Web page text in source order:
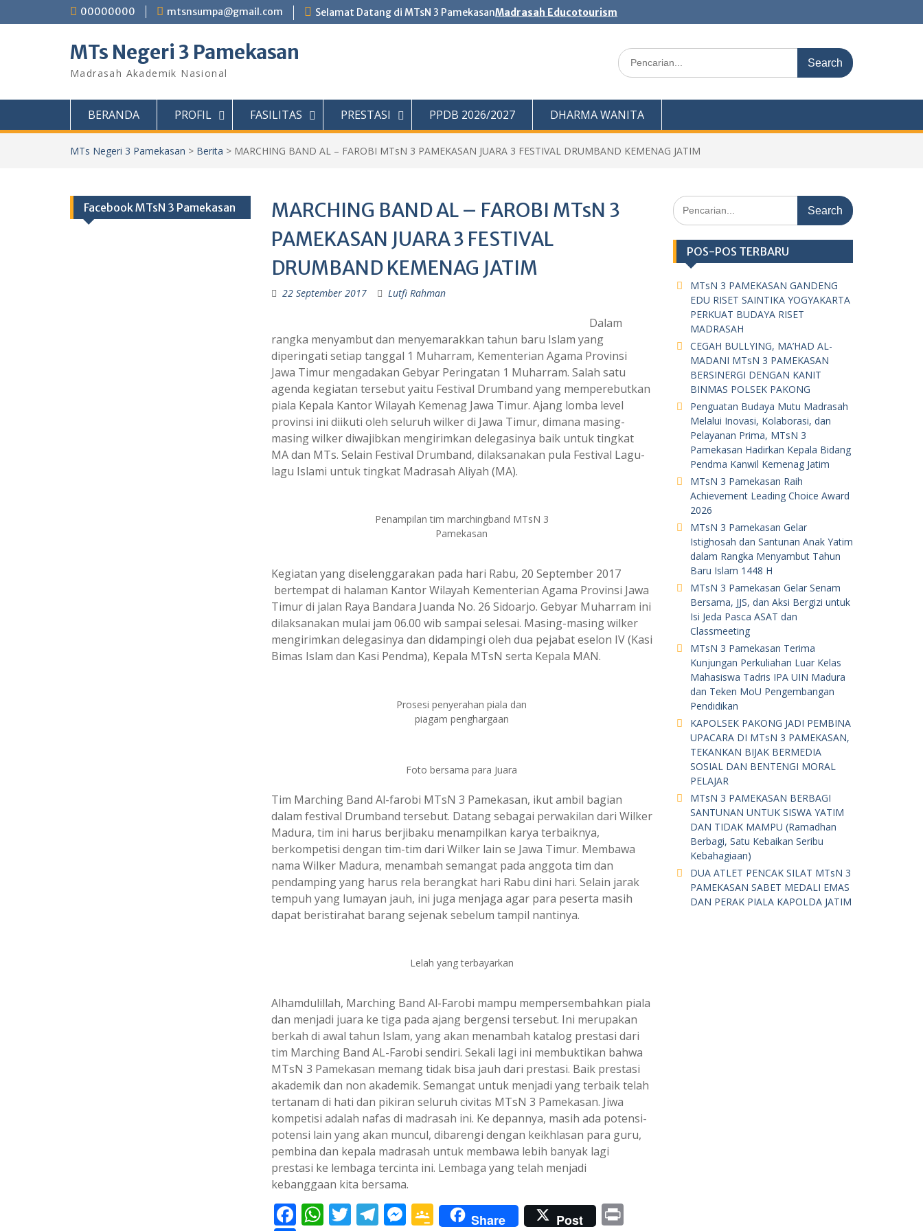
to
00000000 mtsnsumpa@gmail.com Selamat Datang di MTsN 3 PamekasanMadrasah Educotourism
MTs Negeri 3 Pamekasan
Madrasah Akademik Nasional
Search
for:
BERANDA PROFIL FASILITAS PRESTASI PPDB 2026/2027 DHARMA WANITA
MTs Negeri 3 Pamekasan > Berita > MARCHING BAND AL – FAROBI MTsN 3 PAMEKASAN JUARA 3 FESTIVAL DRUMBAND KEMENAG JATIM
MARCHING BAND AL – FAROBI MTsN 3
PAMEKASAN JUARA 3 FESTIVAL
DRUMBAND KEMENAG JATIM
22 September 2017 Lutfi Rahman
Dalam
rangka menyambut dan menyemarakkan tahun baru Islam yang
diperingati setiap tanggal 1 Muharram, Kementerian Agama Provinsi
Jawa Timur mengadakan Gebyar Peringatan 1 Muharram. Salah satu
agenda kegiatan tersebut yaitu Festival Drumband yang memperebutkan
piala Kepala Kantor Wilayah Kemenag Jawa Timur. Ajang lomba level
provinsi ini diikuti oleh seluruh wilker di Jawa Timur, dimana masing-
masing wilker diwajibkan mengirimkan delegasinya baik untuk tingkat
MA dan MTs. Selain Festival Drumband, dilaksanakan pula Festival Lagu-
lagu Islami untuk tingkat Madrasah Aliyah (MA).
Penampilan tim marchingband MTsN 3
Pamekasan
Kegiatan yang diselenggarakan pada hari Rabu, 20 September 2017
bertempat di halaman Kantor Wilayah Kementerian Agama Provinsi Jawa
Timur di jalan Raya Bandara Juanda No. 26 Sidoarjo. Gebyar Muharram ini
dilaksanakan mulai jam 06.00 wib sampai selesai. Masing-masing wilker
mengirimkan delegasinya dan didampingi oleh dua pejabat eselon IV (Kasi
Bimas Islam dan Kasi Pendma), Kepala MTsN serta Kepala MAN.
Prosesi penyerahan piala dan
piagam penghargaan
Foto bersama para Juara
Tim Marching Band Al-farobi MTsN 3 Pamekasan, ikut ambil bagian
dalam festival Drumband tersebut. Datang sebagai perwakilan dari Wilker
Madura, tim ini harus berjibaku menampilkan karya terbaiknya,
berkompetisi dengan tim-tim dari Wilker lain se Jawa Timur. Membawa
nama Wilker Madura, menambah semangat pada anggota tim dan
pendamping yang harus rela berangkat hari Rabu dini hari. Selain jarak
tempuh yang lumayan jauh, ini juga menjaga agar para peserta masih
dapat beristirahat barang sejenak sebelum tampil nantinya.
Lelah yang terbayarkan
Alhamdulillah, Marching Band Al-Farobi mampu mempersembahkan piala
dan menjadi juara ke tiga pada ajang bergensi tersebut. Ini merupakan
berkah di awal tahun Islam, yang akan menambah katalog prestasi dari
tim Marching Band AL-Farobi sendiri. Sekali lagi ini membuktikan bahwa
MTsN 3 Pamekasan memang tidak bisa jauh dari prestasi. Baik prestasi
akademik dan non akademik. Semangat untuk menjadi yang terbaik telah
tertanam di hati dan pikiran seluruh civitas MTsN 3 Pamekasan. Jiwa
kompetisi adalah nafas di madrasah ini. Ke depannya, masih ada potensi-
potensi lain yang akan muncul, dibarengi dengan keikhlasan para guru,
pembina dan kepala madrasah untuk membawa lebih banyak lagi
prestasi ke lembaga tercinta ini. Lembaga yang telah menjadi
kebanggaan kita bersama.
F W T T M G Share Post Pr
Search
for:
POS-POS TERBARU
MTsN 3 PAMEKASAN GANDENG
EDU RISET SAINTIKA YOGYAKARTA
PERKUAT BUDAYA RISET
MADRASAH
CEGAH BULLYING, MA’HAD AL-
MADANI MTsN 3 PAMEKASAN
BERSINERGI DENGAN KANIT
BINMAS POLSEK PAKONG
Penguatan Budaya Mutu Madrasah
Melalui Inovasi, Kolaborasi, dan
Pelayanan Prima, MTsN 3
Pamekasan Hadirkan Kepala Bidang
Pendma Kanwil Kemenag Jatim
MTsN 3 Pamekasan Raih
Achievement Leading Choice Award
2026
MTsN 3 Pamekasan Gelar
Istighosah dan Santunan Anak Yatim
dalam Rangka Menyambut Tahun
Baru Islam 1448 H
MTsN 3 Pamekasan Gelar Senam
Bersama, JJS, dan Aksi Bergizi untuk
Isi Jeda Pasca ASAT dan
Classmeeting
MTsN 3 Pamekasan Terima
Kunjungan Perkuliahan Luar Kelas
Mahasiswa Tadris IPA UIN Madura
dan Teken MoU Pengembangan
Pendidikan
KAPOLSEK PAKONG JADI PEMBINA
UPACARA DI MTsN 3 PAMEKASAN,
TEKANKAN BIJAK BERMEDIA
SOSIAL DAN BENTENGI MORAL
PELAJAR
MTsN 3 PAMEKASAN BERBAGI
SANTUNAN UNTUK SISWA YATIM
DAN TIDAK MAMPU (Ramadhan
Berbagi, Satu Kebaikan Seribu
Kebahagiaan)
DUA ATLET PENCAK SILAT MTsN 3
PAMEKASAN SABET MEDALI EMAS
DAN PERAK PIALA KAPOLDA JATIM
Facebook MTsN 3 Pamekasan